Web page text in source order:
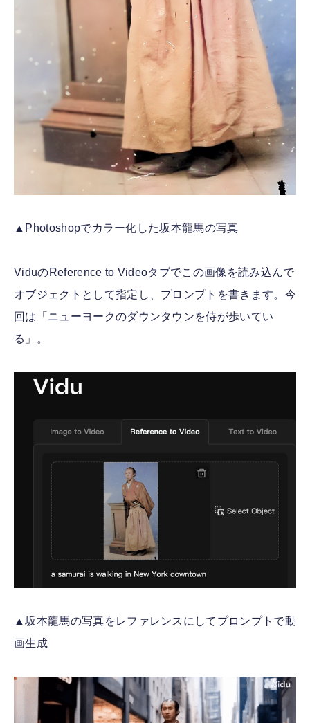
▲Photoshopでカラー化した坂本龍馬の写真
ViduのReference to Videoタブでこの画像を読み込んで
オブジェクトとして指定し、プロンプトを書きます。今
回は「ニューヨークのダウンタウンを侍が歩いてい
る」。
▲坂本龍馬の写真をレファレンスにしてプロンプトで動
画生成